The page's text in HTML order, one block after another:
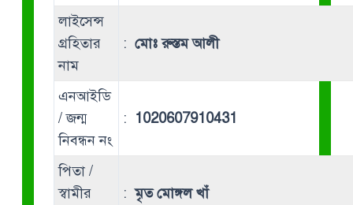
লাইসেন্স
গ্রহিতার
নাম
: মোঃ রুস্তম আলী
এনআইডি
/ জন্ম
নিবন্ধন নং
: 1020607910431
পিতা /
স্বামীর
:মৃত মোঙ্গল খাঁ